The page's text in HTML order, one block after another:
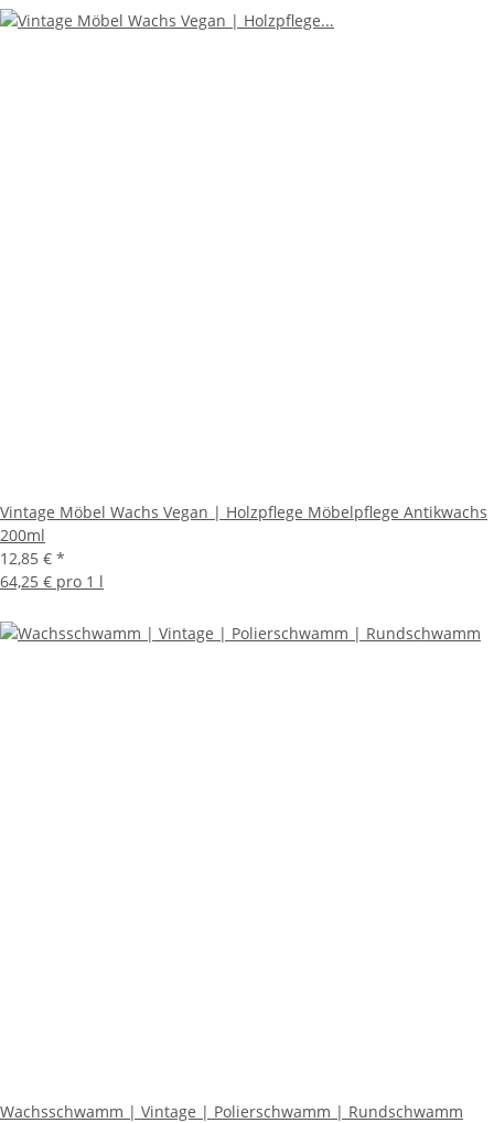
Vintage Möbel Wachs Vegan | Holzpflege Möbelpflege Antikwachs
200ml
12,85 € *
64,25 € pro 1 l
Wachsschwamm | Vintage | Polierschwamm | Rundschwamm